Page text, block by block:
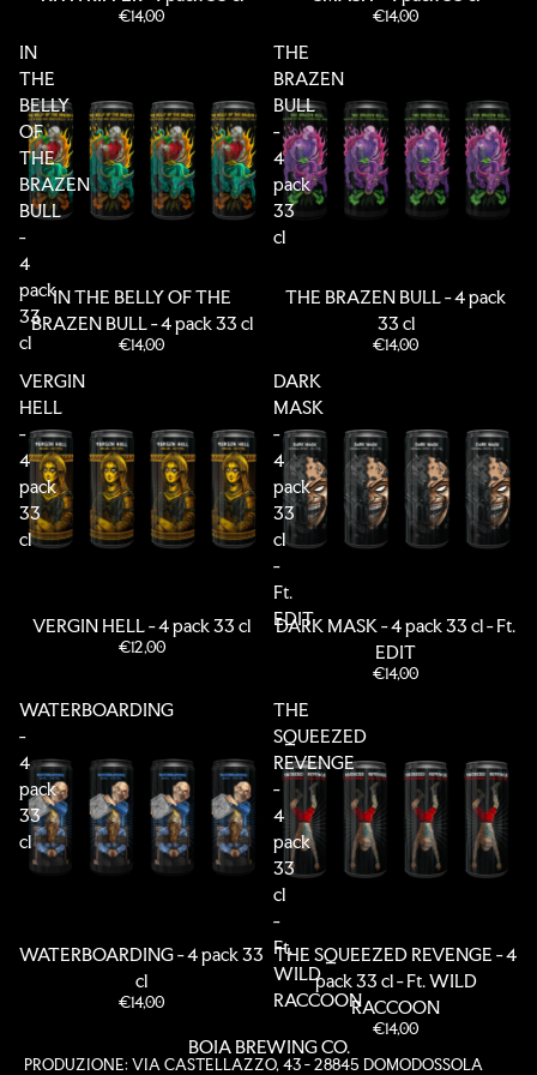
€14,00 €14,00
IN
THE
BELLY
OF
THE
BRAZEN
BULL
-
4
pack
33
cl
IN THE BELLY OF THE
BRAZEN BULL - 4 pack 33 cl
€14,00
THE
BRAZEN
BULL
-
4
pack
33
cl
THE BRAZEN BULL - 4 pack
33 cl
€14,00
VERGIN
HELL
-
4
pack
33
cl
VERGIN HELL - 4 pack 33 cl
€12,00
DARK
MASK
-
4
pack
33
cl
-
Ft.
EDIT
DARK MASK - 4 pack 33 cl - Ft.
EDIT
€14,00
WATERBOARDING
-
4
pack
33
cl
WATERBOARDING - 4 pack 33
cl
€14,00
THE
SQUEEZED
REVENGE
-
4
pack
33
cl
-
Ft.
WILD
RACCOON
THE SQUEEZED REVENGE - 4
pack 33 cl - Ft. WILD
RACCOON
€14,00
BOIA BREWING CO.
PRODUZIONE: VIA CASTELLAZZO, 43 - 28845 DOMODOSSOLA
Informativa sulla privacy
Informativa sui rimborsi
Informativa sulle spedizioni